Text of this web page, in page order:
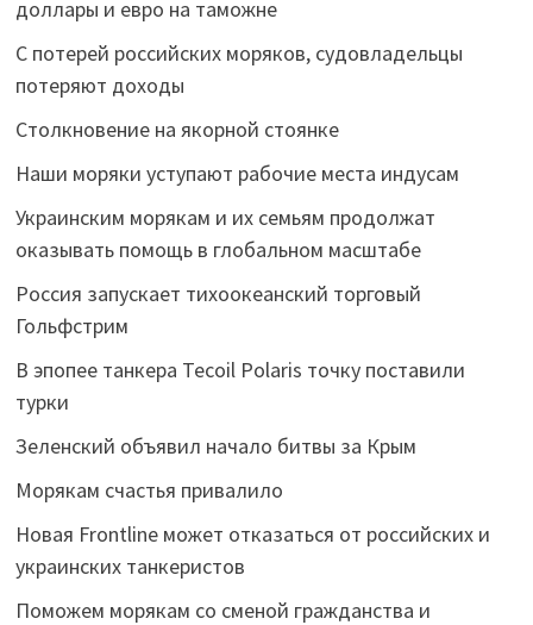
доллары и евро на таможне
С потерей российских моряков, судовладельцы
потеряют доходы
Столкновение на якорной стоянке
Наши моряки уступают рабочие места индусам
Украинским морякам и их семьям продолжат
оказывать помощь в глобальном масштабе
Россия запускает тихоокеанский торговый
Гольфстрим
В эпопее танкера Tecoil Polaris точку поставили
турки
Зеленский объявил начало битвы за Крым
Морякам счастья привалило
Новая Frontline может отказаться от российских и
украинских танкеристов
Поможем морякам со сменой гражданства и